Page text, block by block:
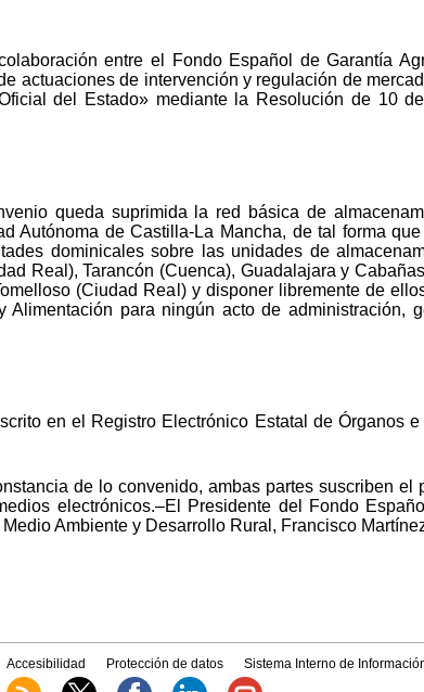
entre el Fondo Español de Garantía
actuaciones de intervención y regulación de
del Estado» mediante la Resolución de 10
queda suprimida la red básica de
Autónoma de Castilla-La Mancha, de tal forma
dominicales sobre las unidades de
Real), Tarancón (Cuenca), Guadalajara y
(Ciudad Real) y disponer libremente de
para ningún acto de administración,
en el Registro Electrónico Estatal de Órganos
de lo convenido, ambas partes suscriben el
electrónicos.–El Presidente del Fondo
Ambiente y Desarrollo Rural, Francisco
Accesibilidad Protección de datos Sistema Interno de